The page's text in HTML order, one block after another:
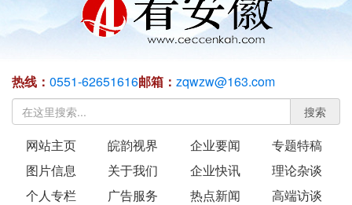
热线： 0551-62651616邮箱： zqwzw@163.com
搜索
网站主页 皖韵视界 企业要闻
专题特稿
图片信息
关于我们 企业快讯
理论杂谈
个人专栏
广告服务 热点新闻
高端访谈